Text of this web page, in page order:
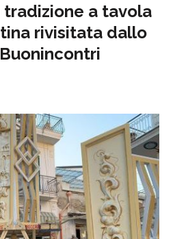
tradizione a tavola
rivisitata dallo